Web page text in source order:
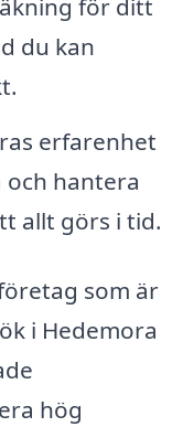
för ditt
du kan
erfarenhet
hantera
allt görs i tid.
som är
i Hedemora
hög